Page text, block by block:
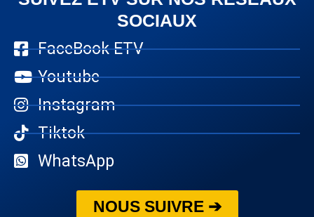
SOCIAUX
FaceBook ETV
Youtube
Instagram
Tiktok
WhatsApp
NOUS SUIVRE ➔